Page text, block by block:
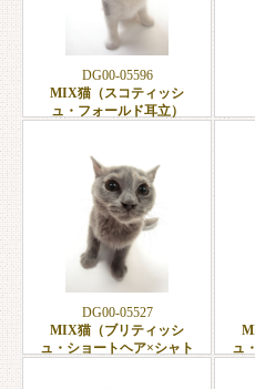
DG00-05596
MIX猫（スコティッシ
ュ・フォールド耳立）
DG00-05527
MIX猫（ブリティッシ
ュ・ショートヘア×シャト
ュ